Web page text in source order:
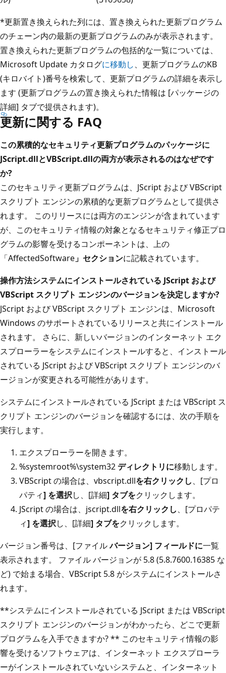
*更新置き換えられた列には、置き換えられた更新プログラム
のチェーン内の最新の更新プログラムのみが表示されます。
置き換えられた更新プログラムの包括的な一覧については、
Microsoft Update カタログに移動し、更新プログラムのKB
(キロバイト)番号を検索して、更新プログラムの詳細を表示し
ます (更新プログラムの置き換えられた情報は [パッケージの
詳細] タブで提供されます)。
更新に関する FAQ
この累積的なセキュリティ更新プログラムのパッケージに
JScript.dllとVBScript.dllの両方が表示されるのはなぜです
か?
このセキュリティ更新プログラムは、JScript および VBScript
スクリプト エンジンの累積的な更新プログラムとして提供さ
れます。 このリリースには両方のエンジンが含まれています
が、このセキュリティ情報の対象となるセキュリティ修正プロ
グラムの影響を受けるコンポーネントは、上の
「AffectedSoftware 」セクションに記載されています。
操作方法システムにインストールされている JScript および
VBScript スクリプト エンジンのバージョンを決定しますか?
JScript および VBScript スクリプト エンジンは、Microsoft
Windows のサポートされているリリースと共にインストール
されます。 さらに、新しいバージョンのインターネット エク
スプローラーをシステムにインストールすると、インストール
されている JScript および VBScript スクリプト エンジンのバ
ージョンが変更される可能性があります。
システムにインストールされている JScript または VBScript ス
クリプト エンジンのバージョンを確認するには、次の手順を
実行します。
エクスプローラーを開きます。
%systemroot%\system32 ディレクトリに移動します。
VBScript の場合は、vbscript.dllを右クリックし、[プロ
パティ] を選択し、[詳細] タブをクリックします。
JScript の場合は、jscript.dllを右クリックし、[プロパテ
ィ] を選択し、[詳細] タブをクリックします。
バージョン番号は、[ファイルバージョン] フィールドに一覧
表示されます。 ファイル バージョンが 5.8 (5.8.7600.16385 な
ど) で始まる場合、VBScript 5.8 がシステムにインストールさ
れます。
**システムにインストールされている JScript または VBScript
スクリプト エンジンのバージョンがわかったら、どこで更新
プログラムを入手できますか? ** このセキュリティ情報の影
響を受けるソフトウェアは、インターネット エクスプローラ
ーがインストールされていないシステムと、インターネット